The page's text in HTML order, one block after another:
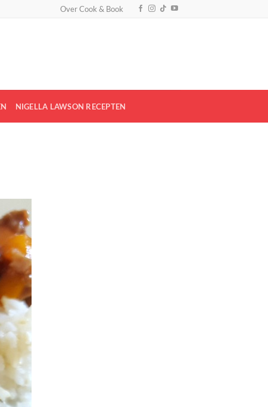
Over Cook & Book
NIGELLA LAWSON RECEPTEN